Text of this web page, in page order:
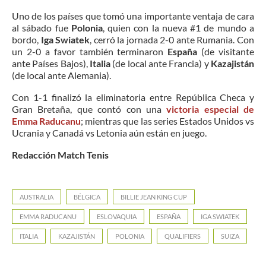
Uno de los países que tomó una importante ventaja de cara
al sábado fue Polonia, quien con la nueva #1 de mundo a
bordo, Iga Swiatek , cerró la jornada 2-0 ante Rumania. Con
un 2-0 a favor también terminaron España (de visitante
ante Países Bajos), Italia (de local ante Francia) yKazajistán
(de local ante Alemania).
Con 1-1 finalizó la eliminatoria entre República Checa y
Gran Bretaña, que contó con unavictoria especial de
Emma Raducanu; mientras que las series Estados Unidos vs
Ucrania y Canadá vs Letonia aún están en juego.
Redacción Match Tenis
AUSTRALIA BÉLGICA BILLIE JEAN KING CUP
EMMA RADUCANU ESLOVAQUIA ESPAÑA IGA SWIATEK
ITALIA KAZAJISTÁN POLONIA QUALIFIERS SUIZA